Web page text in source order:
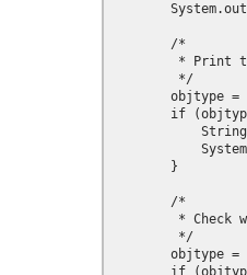
        /*
* Print
         */
objtype =
if
        }
        /*
* Check
         */
objtype =
if